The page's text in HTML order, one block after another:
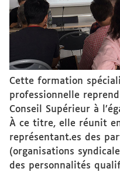
Cette formation
professionnelle
Conseil Supérieur à
À ce titre, elle réunit
représentant.es des
(organisations
des personnalités